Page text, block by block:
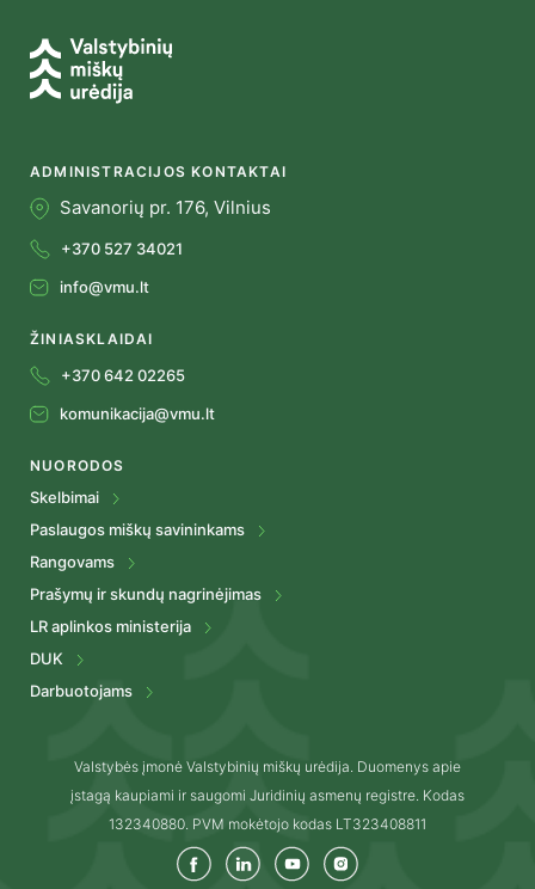
ADMINISTRACIJOS KONTAKTAI
Savanorių pr. 176, Vilnius
+370 527 34021
info@vmu.lt
ŽINIASKLAIDAI
+370 642 02265
komunikacija@vmu.lt
NUORODOS
Skelbimai
Paslaugos miškų savininkams
Rangovams
Prašymų ir skundų nagrinėjimas
LR aplinkos ministerija
DUK
Darbuotojams
Valstybės įmonė Valstybinių miškų urėdija. Duomenys apie
įstagą kaupiami ir saugomi Juridinių asmenų registre. Kodas
132340880. PVM mokėtojo kodas LT323408811